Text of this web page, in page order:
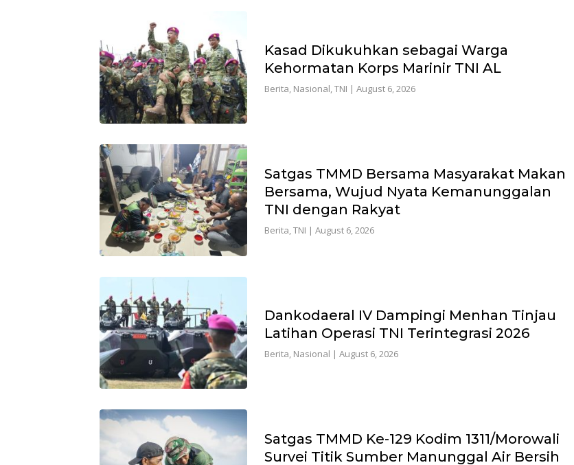
Kasad Dikukuhkan sebagai Warga
Kehormatan Korps Marinir TNI AL
Berita, Nasional,TNI | August 6, 2026
Satgas TMMD Bersama Masyarakat Makan
Bersama, Wujud Nyata Kemanunggalan
TNI dengan Rakyat
Berita,TNI | August 6, 2026
Dankodaeral IV Dampingi Menhan Tinjau
Latihan Operasi TNI Terintegrasi 2026
Berita, Nasional | August 6, 2026
Satgas TMMD Ke-129 Kodim 1311/Morowali
Survei Titik Sumber Manunggal Air Bersih